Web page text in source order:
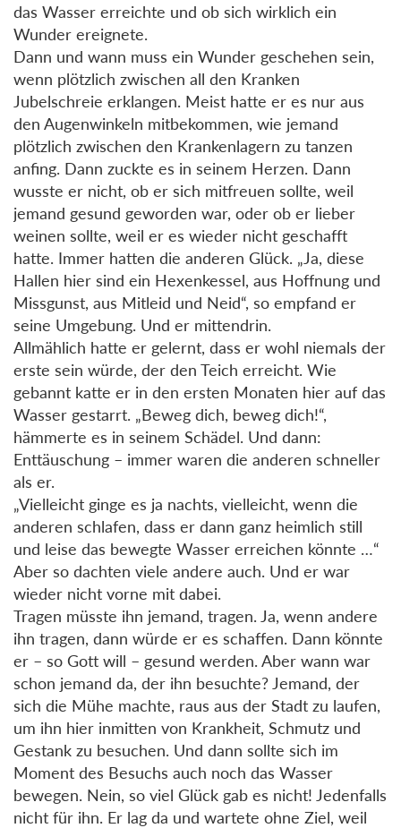
das Wasser erreichte und ob sich wirklich ein
Wunder ereignete.
Dann und wann muss ein Wunder geschehen sein,
wenn plötzlich zwischen all den Kranken
Jubelschreie erklangen. Meist hatte er es nur aus
den Augenwinkeln mitbekommen, wie jemand
plötzlich zwischen den Krankenlagern zu tanzen
anfing. Dann zuckte es in seinem Herzen. Dann
wusste er nicht, ob er sich mitfreuen sollte, weil
jemand gesund geworden war, oder ob er lieber
weinen sollte, weil er es wieder nicht geschafft
hatte. Immer hatten die anderen Glück. „Ja, diese
Hallen hier sind ein Hexenkessel, aus Hoffnung und
Missgunst, aus Mitleid und Neid“, so empfand er
seine Umgebung. Und er mittendrin.
Allmählich hatte er gelernt, dass er wohl niemals der
erste sein würde, der den Teich erreicht. Wie
gebannt katte er in den ersten Monaten hier auf das
Wasser gestarrt. „Beweg dich, beweg dich!“,
hämmerte es in seinem Schädel. Und dann:
Enttäuschung – immer waren die anderen schneller
als er.
„Vielleicht ginge es ja nachts, vielleicht, wenn die
anderen schlafen, dass er dann ganz heimlich still
und leise das bewegte Wasser erreichen könnte …“
Aber so dachten viele andere auch. Und er war
wieder nicht vorne mit dabei.
Tragen müsste ihn jemand, tragen. Ja, wenn andere
ihn tragen, dann würde er es schaffen. Dann könnte
er – so Gott will – gesund werden. Aber wann war
schon jemand da, der ihn besuchte? Jemand, der
sich die Mühe machte, raus aus der Stadt zu laufen,
um ihn hier inmitten von Krankheit, Schmutz und
Gestank zu besuchen. Und dann sollte sich im
Moment des Besuchs auch noch das Wasser
bewegen. Nein, so viel Glück gab es nicht! Jedenfalls
nicht für ihn. Er lag da und wartete ohne Ziel, weil